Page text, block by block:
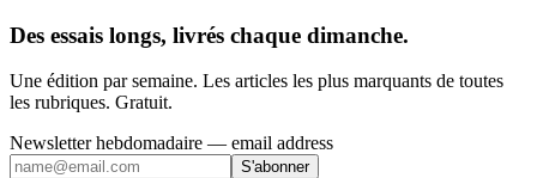
Des essais longs, livrés chaque dimanche.
Une édition par semaine. Les articles les plus marquants de toutes
les rubriques. Gratuit.
Newsletter hebdomadaire — email address
S'abonner